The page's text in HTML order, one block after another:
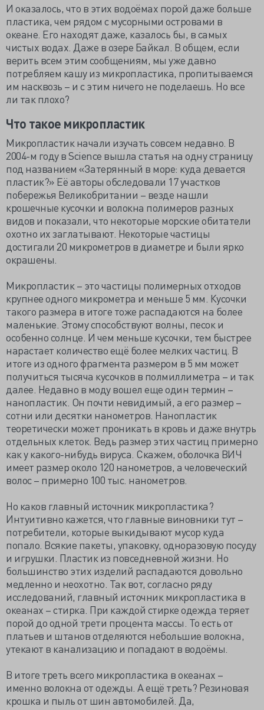
И оказалось, что в этих водоёмах порой даже больше
пластика, чем рядом с мусорными островами в
океане. Его находят даже, казалось бы, в самых
чистых водах. Даже в озере Байкал. В общем, если
верить всем этим сообщениям, мы уже давно
потребляем кашу из микропластика, пропитываемся
им насквозь – и с этим ничего не поделаешь. Но все
ли так плохо?
Что такое микропластик
Микропластик начали изучать совсем недавно. В
2004-м году в Science вышла статья на одну страницу
под названием «Затерянный в море: куда девается
пластик?» Её авторы обследовали 17 участков
побережья Великобритании – везде нашли
крошечные кусочки и волокна полимеров разных
видов и показали, что некоторые морские обитатели
охотно их заглатывают. Некоторые частицы
достигали 20 микрометров в диаметре и были ярко
окрашены.
Микропластик – это частицы полимерных отходов
крупнее одного микрометра и меньше 5 мм. Кусочки
такого размера в итоге тоже распадаются на более
маленькие. Этому способствуют волны, песок и
особенно солнце. И чем меньше кусочки, тем быстрее
нарастает количество ещё более мелких частиц. В
итоге из одного фрагмента размером в 5 мм может
получиться тысяча кусочков в полмиллиметра – и так
далее. Недавно в моду вошел еще один термин –
нанопластик. Он почти невидимый, а его размер –
сотни или десятки нанометров. Нанопластик
теоретически может проникать в кровь и даже внутрь
отдельных клеток. Ведь размер этих частиц примерно
как у какого-нибудь вируса. Скажем, оболочка ВИЧ
имеет размер около 120 нанометров, а человеческий
волос – примерно 100 тыс. нанометров.
Но каков главный источник микропластика?
Интуитивно кажется, что главные виновники тут –
потребители, которые выкидывают мусор куда
попало. Всякие пакеты, упаковку, одноразовую посуду
и игрушки. Пластик из повседневной жизни. Но
большинство этих изделий распадаются довольно
медленно и неохотно. Так вот, согласно ряду
исследований, главный источник микропластика в
океанах – стирка. При каждой стирке одежда теряет
порой до одной трети процента массы. То есть от
платьев и штанов отделяются небольшие волокна,
утекают в канализацию и попадают в водоёмы.
В итоге треть всего микропластика в океанах –
именно волокна от одежды. А ещё треть? Резиновая
крошка и пыль от шин автомобилей. Да,